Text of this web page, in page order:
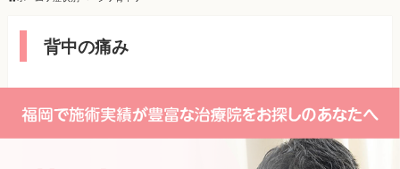
背中の痛み